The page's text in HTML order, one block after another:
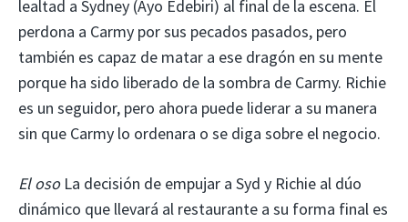
lealtad a Sydney (Ayo Edebiri) al final de la escena. Él
perdona a Carmy por sus pecados pasados, pero
también es capaz de matar a ese dragón en su mente
porque ha sido liberado de la sombra de Carmy. Richie
es un seguidor, pero ahora puede liderar a su manera
sin que Carmy lo ordenara o se diga sobre el negocio.
El osoLa decisión de empujar a Syd y Richie al dúo
dinámico que llevará al restaurante a su forma final es